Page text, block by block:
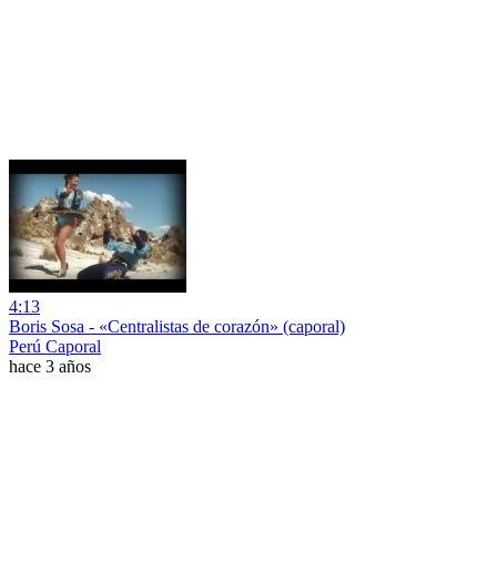
4:13
Boris Sosa - «Centralistas de corazón» (caporal)
Perú Caporal
hace 3 años